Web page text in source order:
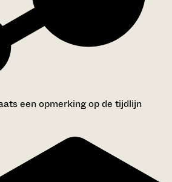
een opmerking op de tijdlijn